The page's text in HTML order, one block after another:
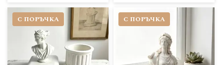
С ПОРЪЧКА С ПОРЪЧКА